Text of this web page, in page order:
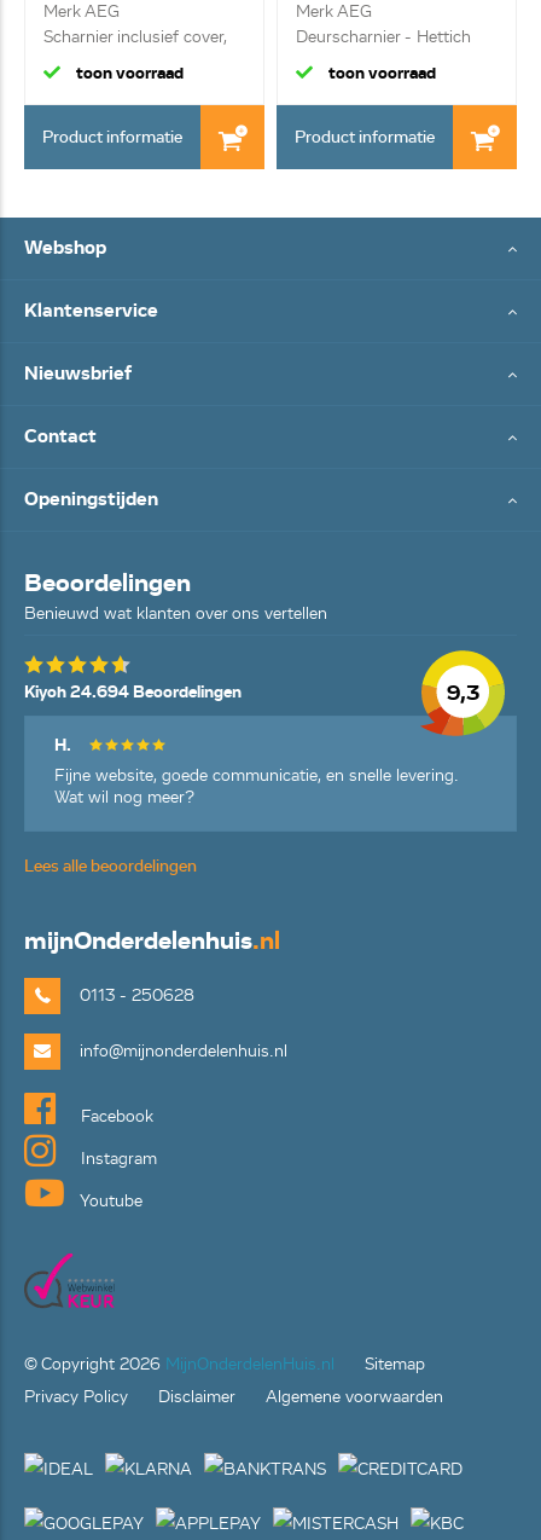
Merk AEG
Scharnier inclusief cover,
se...
toon voorraad
Product informatie
Merk AEG
Deurscharnier - Hettich
3362 ...
toon voorraad
Product informatie
Webshop
Klantenservice
Nieuwsbrief
Contact
Openingstijden
Beoordelingen
Benieuwd wat klanten over ons vertellen
9,3
Kiyoh 24.694 Beoordelingen
H.
Fijne website, goede communicatie, en snelle levering.
Wat wil nog meer?
Lees alle beoordelingen
mijnOnderdelenhuis.nl
0113 - 250628
info@mijnonderdelenhuis.nl
Facebook
Instagram
Youtube
© Copyright 2026 MijnOnderdelenHuis.nl
Sitemap
Privacy Policy
Disclaimer Algemene voorwaarden